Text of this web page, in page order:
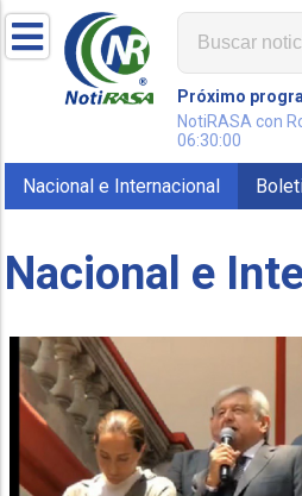
Próximo
NotiRASA con
06:30:00
Nacional e Internacional
Nacional e